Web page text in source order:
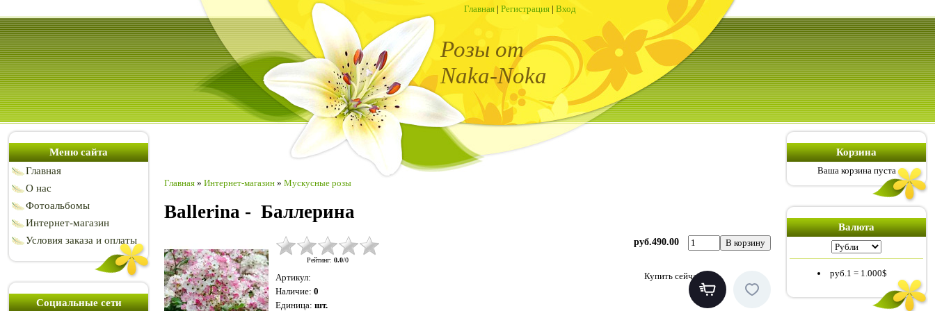
Главная | Регистрация | Вход
Розы от
Naka-Noka
Меню сайта
Главная
О нас
Фотоальбомы
Интернет-магазин
Условия заказа и оплаты
Социальные сети
Главная » Интернет-магазин » Мускусные розы
Ballerina - Баллерина
Рейтинг: 0.0/0
руб.490.00
Артикул:
Наличие: 0
Единица: шт.
Купить сейчас
Корзина
Ваша корзина пуста
Валюта
руб.1 = 1.000$